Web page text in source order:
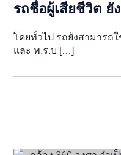
รถชื่อผู้เสียชีวิต ยั
โดยทั่วไป รถยังสามารถ
และ พ.ร.บ […]